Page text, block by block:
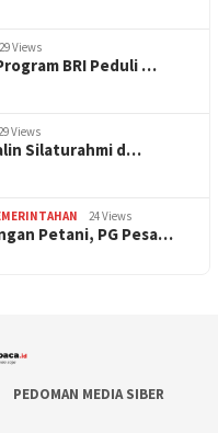
29 Views
BRI Peduli …
Views
Silaturahmi d…
24 Views
Petani, PG Pesa…
PEDOMAN MEDIA SIBER